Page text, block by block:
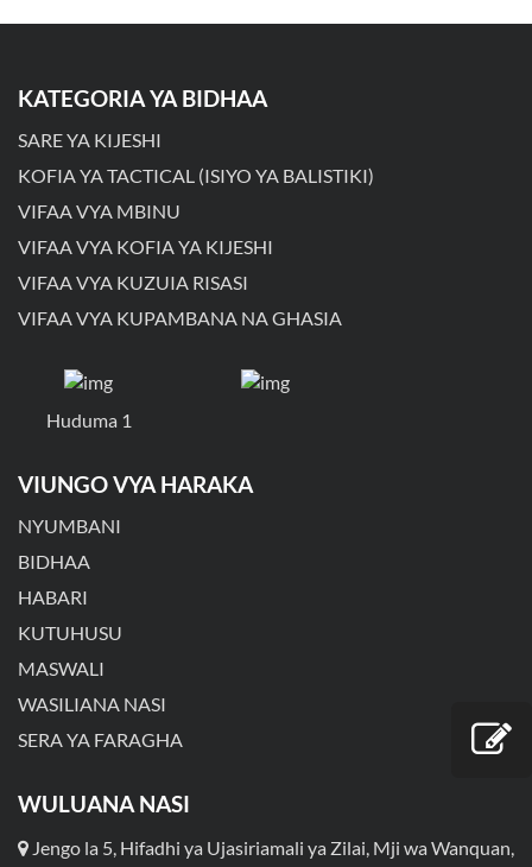
KATEGORIA YA BIDHAA
SARE YA KIJESHI
KOFIA YA TACTICAL (ISIYO YA BALISTIKI)
VIFAA VYA MBINU
VIFAA VYA KOFIA YA KIJESHI
VIFAA VYA KUZUIA RISASI
VIFAA VYA KUPAMBANA NA GHASIA
Huduma 1
VIUNGO VYA HARAKA
NYUMBANI
BIDHAA
HABARI
KUTUHUSU
MASWALI
WASILIANA NASI
SERA YA FARAGHA
WULUANA NASI
Jengo la 5, Hifadhi ya Ujasiriamali ya Zilai, Mji wa Wanquan,